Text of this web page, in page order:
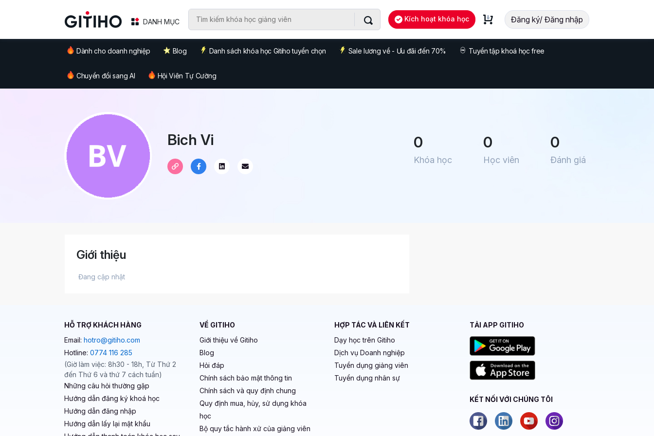
DANH MỤC Kích hoạt khóa học Đăng ký/ Đăng nhập
Dành cho doanh nghiệp Blog Danh sách khóa học Gitiho tuyển chọn Sale lương về - Ưu đãi đến 70% Tuyển tập khoá học free
Chuyển đổi sang AI Hội Viên Tự Cường
Bich Vi 0
Khóa học
0
Học viên
0
Đánh giá
Giới thiệu
Đang cập nhật
HỖ TRỢ KHÁCH HÀNG
Email: hotro@gitiho.com
Hotline: 0774 116 285
(Giờ làm việc: 8h30 - 18h, Từ Thứ 2
đến Thứ 6 và thứ 7 cách tuần)
Những câu hỏi thường gặp
Hướng dẫn đăng ký khoá học
Hướng dẫn đăng nhập
Hướng dẫn lấy lại mật khẩu
VỀ GITIHO
Giới thiệu về Gitiho
Blog
Hỏi đáp
Chính sách bảo mật thông tin
Chính sách và quy định chung
Quy định mua, hủy, sử dụng khóa
học
Bộ quy tắc hành xử của giảng viên
HỢP TÁC VÀ LIÊN KẾT
Dạy học trên Gitiho
Dịch vụ Doanh nghiệp
Tuyển dụng giảng viên
Tuyển dụng nhân sự
TẢI APP GITIHO
KẾT NỐI VỚI CHÚNG TÔI